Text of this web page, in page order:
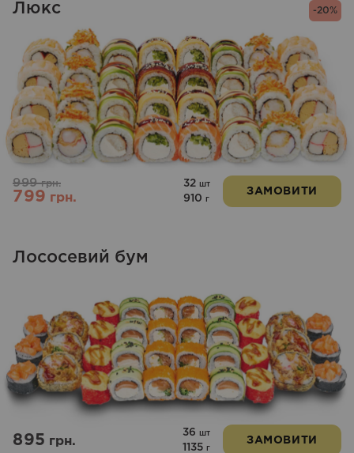
-20%
Люкс
999грн.
799грн.
32 шт
910 г
ЗАМОВИТИ
Лососевий бум
895грн.
36 шт
1135 г
ЗАМОВИТИ